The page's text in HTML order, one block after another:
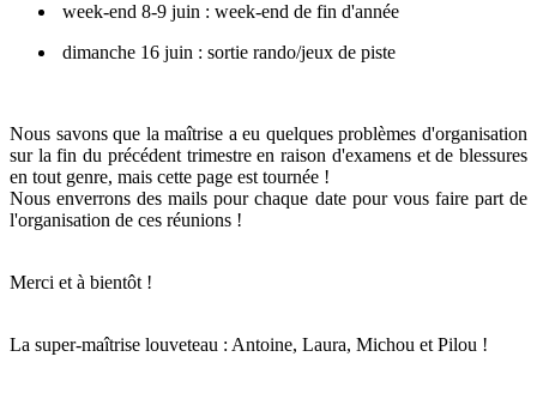
week-end 8-9 juin : week-end de fin d'année
dimanche 16 juin : sortie rando/jeux de piste
Nous savons que la maîtrise a eu quelques problèmes d'organisation
sur la fin du précédent trimestre en raison d'examens et de blessures
en tout genre, mais cette page est tournée !
Nous enverrons des mails pour chaque date pour vous faire part de
l'organisation de ces réunions !
Merci et à bientôt !
La super-maîtrise louveteau : Antoine, Laura, Michou et Pilou !